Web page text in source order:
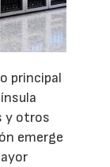
principal
y otros
emerge